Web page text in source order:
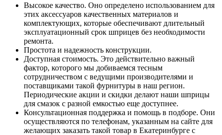
Высокое качество. Оно определено использованием для
этих аксессуаров качественных материалов и
комплектующих, которые обеспечивают длительный
эксплуатационный срок шприцев без необходимости
ремонта.
Простота и надежность конструкции.
Доступная стоимость. Это действительно важный
фактор, которого мы добиваемся тесным
сотрудничеством с ведущими производителями и
поставщиками такой фурнитуры в наш регион.
Периодические акции и скидки делают наши шприцы
для смазок с разной емкостью еще доступнее.
Консультационная поддержка и помощь в подборе. Они
осуществляются по телефонам, указанным на сайте для
желающих заказать такой товар в Екатеринбурге с